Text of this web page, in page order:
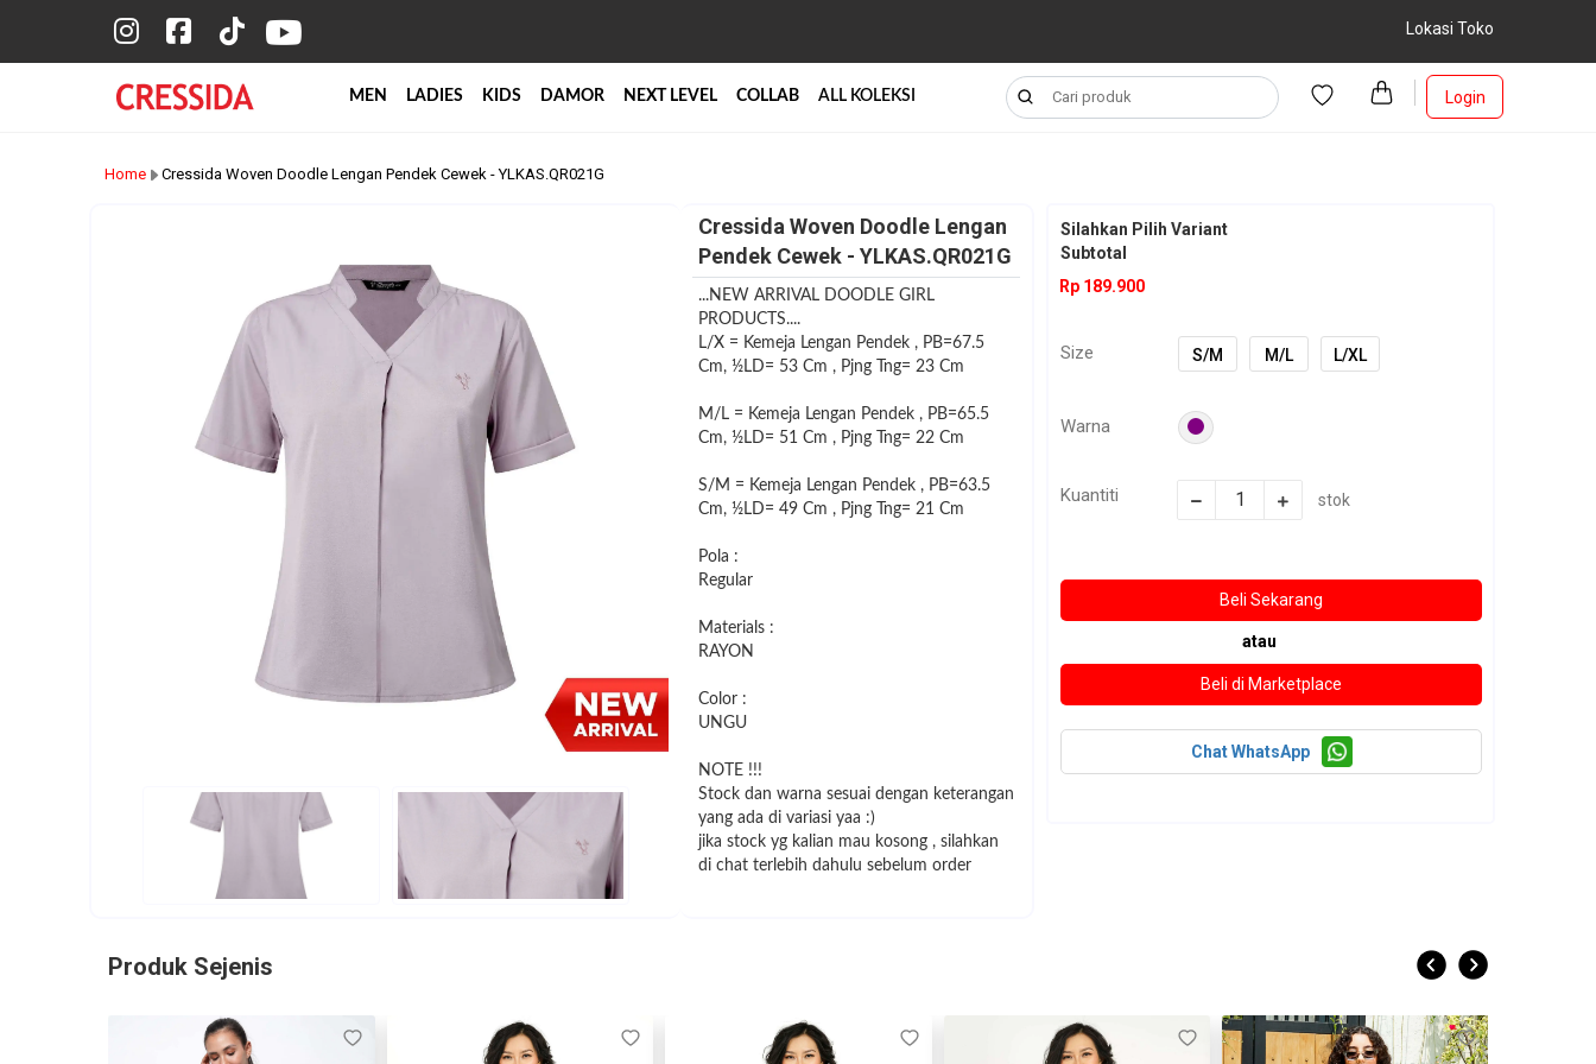
Lokasi Toko
MEN LADIES KIDS DAMOR NEXT LEVEL COLLAB ALL KOLEKSI Login
Home Cressida Woven Doodle Lengan Pendek Cewek - YLKAS.QR021G
Cressida Woven Doodle Lengan
Pendek Cewek - YLKAS.QR021G
...NEW ARRIVAL DOODLE GIRL
PRODUCTS....
L/X = Kemeja Lengan Pendek , PB=67.5
Cm, ½LD= 53 Cm , Pjng Tng= 23 Cm
M/L = Kemeja Lengan Pendek , PB=65.5
Cm, ½LD= 51 Cm , Pjng Tng= 22 Cm
S/M = Kemeja Lengan Pendek , PB=63.5
Cm, ½LD= 49 Cm , Pjng Tng= 21 Cm
Pola :
Regular
Materials :
RAYON
Color :
UNGU
NOTE !!!
Stock dan warna sesuai dengan keterangan
yang ada di variasi yaa :)
jika stock yg kalian mau kosong , silahkan
di chat terlebih dahulu sebelum order
Silahkan Pilih Variant
Subtotal
Rp 189.900
Size S/M M/L L/XL
Warna
Kuantiti stok
atau
Chat WhatsApp
Produk Sejenis